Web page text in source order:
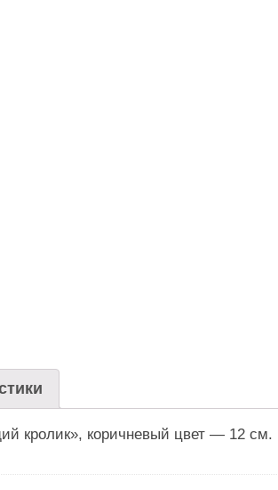
кролик», коричневый цвет — 12 см.